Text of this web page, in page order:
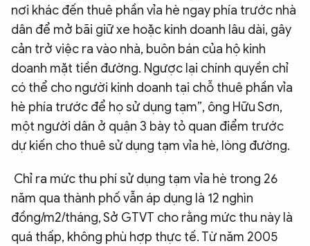
nơi khác đến thuê phần vỉa hè ngay phía trước nhà
dân để mở bãi giữ xe hoặc kinh doanh lâu dài, gây
cản trở việc ra vào nhà, buôn bán của hộ kinh
doanh mặt tiền đường. Ngược lại chính quyền chỉ
có thể cho người kinh doanh tại chỗ thuê phần vỉa
hè phía trước để họ sử dụng tạm”, ông Hữu Sơn,
một người dân ở quận 3 bày tỏ quan điểm trước
dự kiến cho thuê sử dụng tạm vỉa hè, lòng đường.
Chỉ ra mức thu phí sử dụng tạm vỉa hè trong 26
năm qua thành phố vẫn áp dụng là 12 nghìn
đồng/m2/tháng, Sở GTVT cho rằng mức thu này là
quá thấp, không phù hợp thực tế. Từ năm 2005